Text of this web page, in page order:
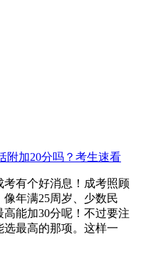
附加20分吗？考生速看
有个好消息！成考照顾
年满25周岁、少数民
能加30分呢！不过要注
最高的那项。这样一